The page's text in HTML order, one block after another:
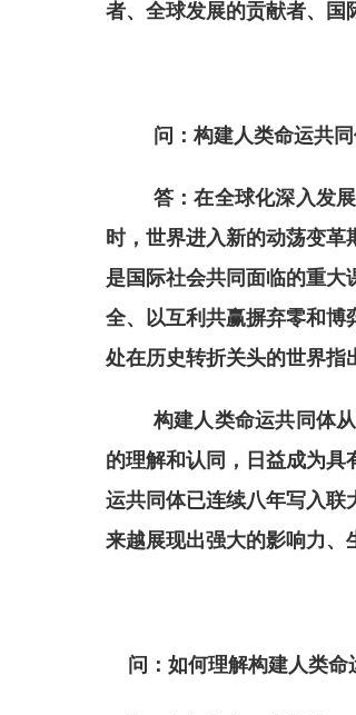
者、全球发展的贡献者、国
问：构建人类命运共
答：在全球化深入发
时 ，世界进入新的动荡变
是国际社会共同面临的重
全、以互利共赢摒弃零和博
处在历史转折关头的世界指
构建人类命运共同体
的理解和认同，日益成为
运共同体已连续八年写入联
来越展现出强大的影响力、
问：如何理解构建人类